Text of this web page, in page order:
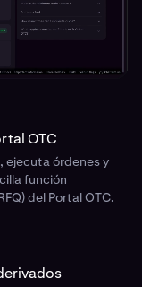
OTC
ejecuta órdenes y
función
del Portal OTC.